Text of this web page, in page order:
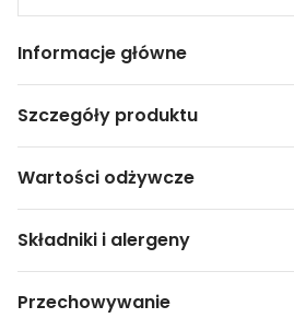
Informacje główne
Szczegóły produktu
Wartości odżywcze
Składniki i alergeny
Przechowywanie